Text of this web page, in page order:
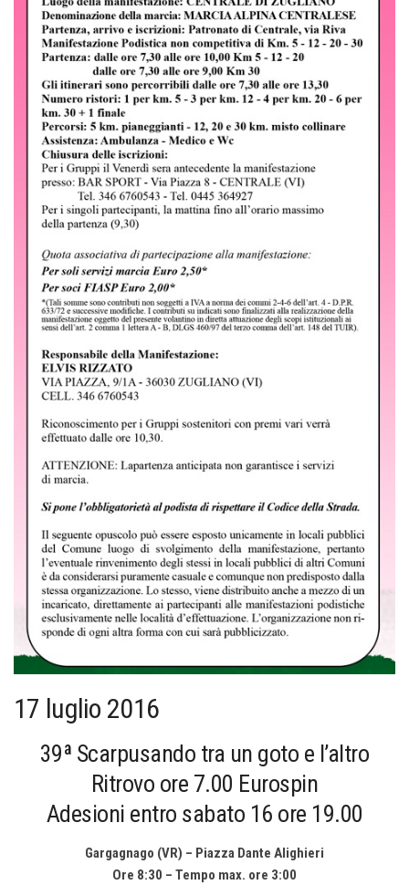
17 luglio 2016
39ª Scarpusando tra un goto e l’altro
Ritrovo ore 7.00 Eurospin
Adesioni entro sabato 16 ore 19.00
Gargagnago (VR) – Piazza Dante Alighieri
Ore 8:30 – Tempo max. ore 3:00